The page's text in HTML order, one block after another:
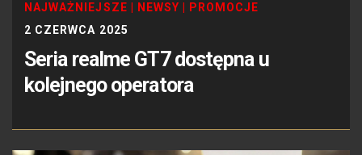
NAJWAŻNIEJSZE NEWSY
PROMOCJE
2 CZERWCA 2025
Seria realme GT7 dostępna u
kolejnego operatora